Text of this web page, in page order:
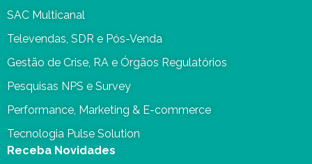
SAC Multicanal
Televendas, SDR e Pós-Venda
Gestão de Crise, RA e Órgãos Regulatórios
Pesquisas NPS e Survey
Performance, Marketing & E-commerce
Tecnologia Pulse Solution
Receba Novidades